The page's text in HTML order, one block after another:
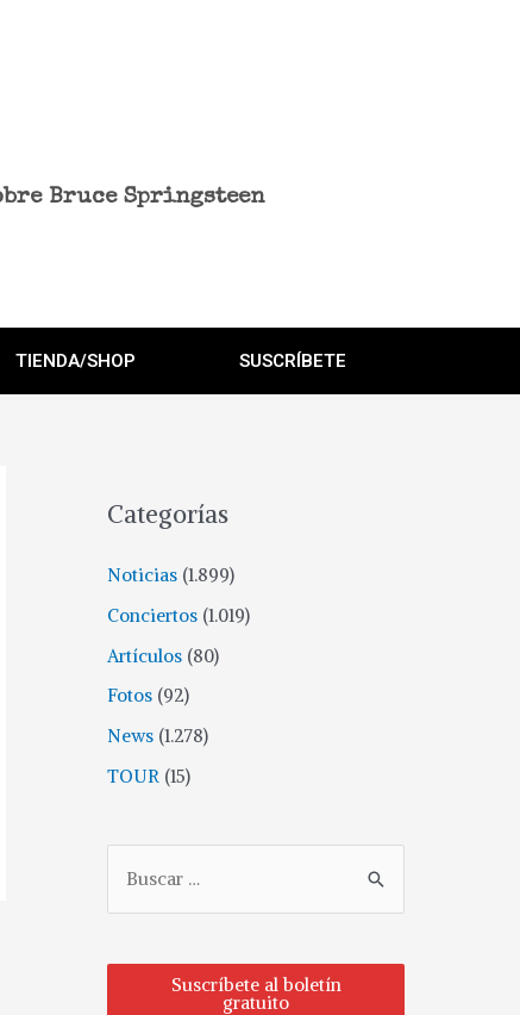
Bruce Springsteen
TIENDA/SHOP SUSCRÍBETE
Categorías
Noticias (1.899)
Conciertos (1.019)
Artículos (80)
Fotos (92)
News (1.278)
TOUR (15)
Suscríbete al boletín
gratuito